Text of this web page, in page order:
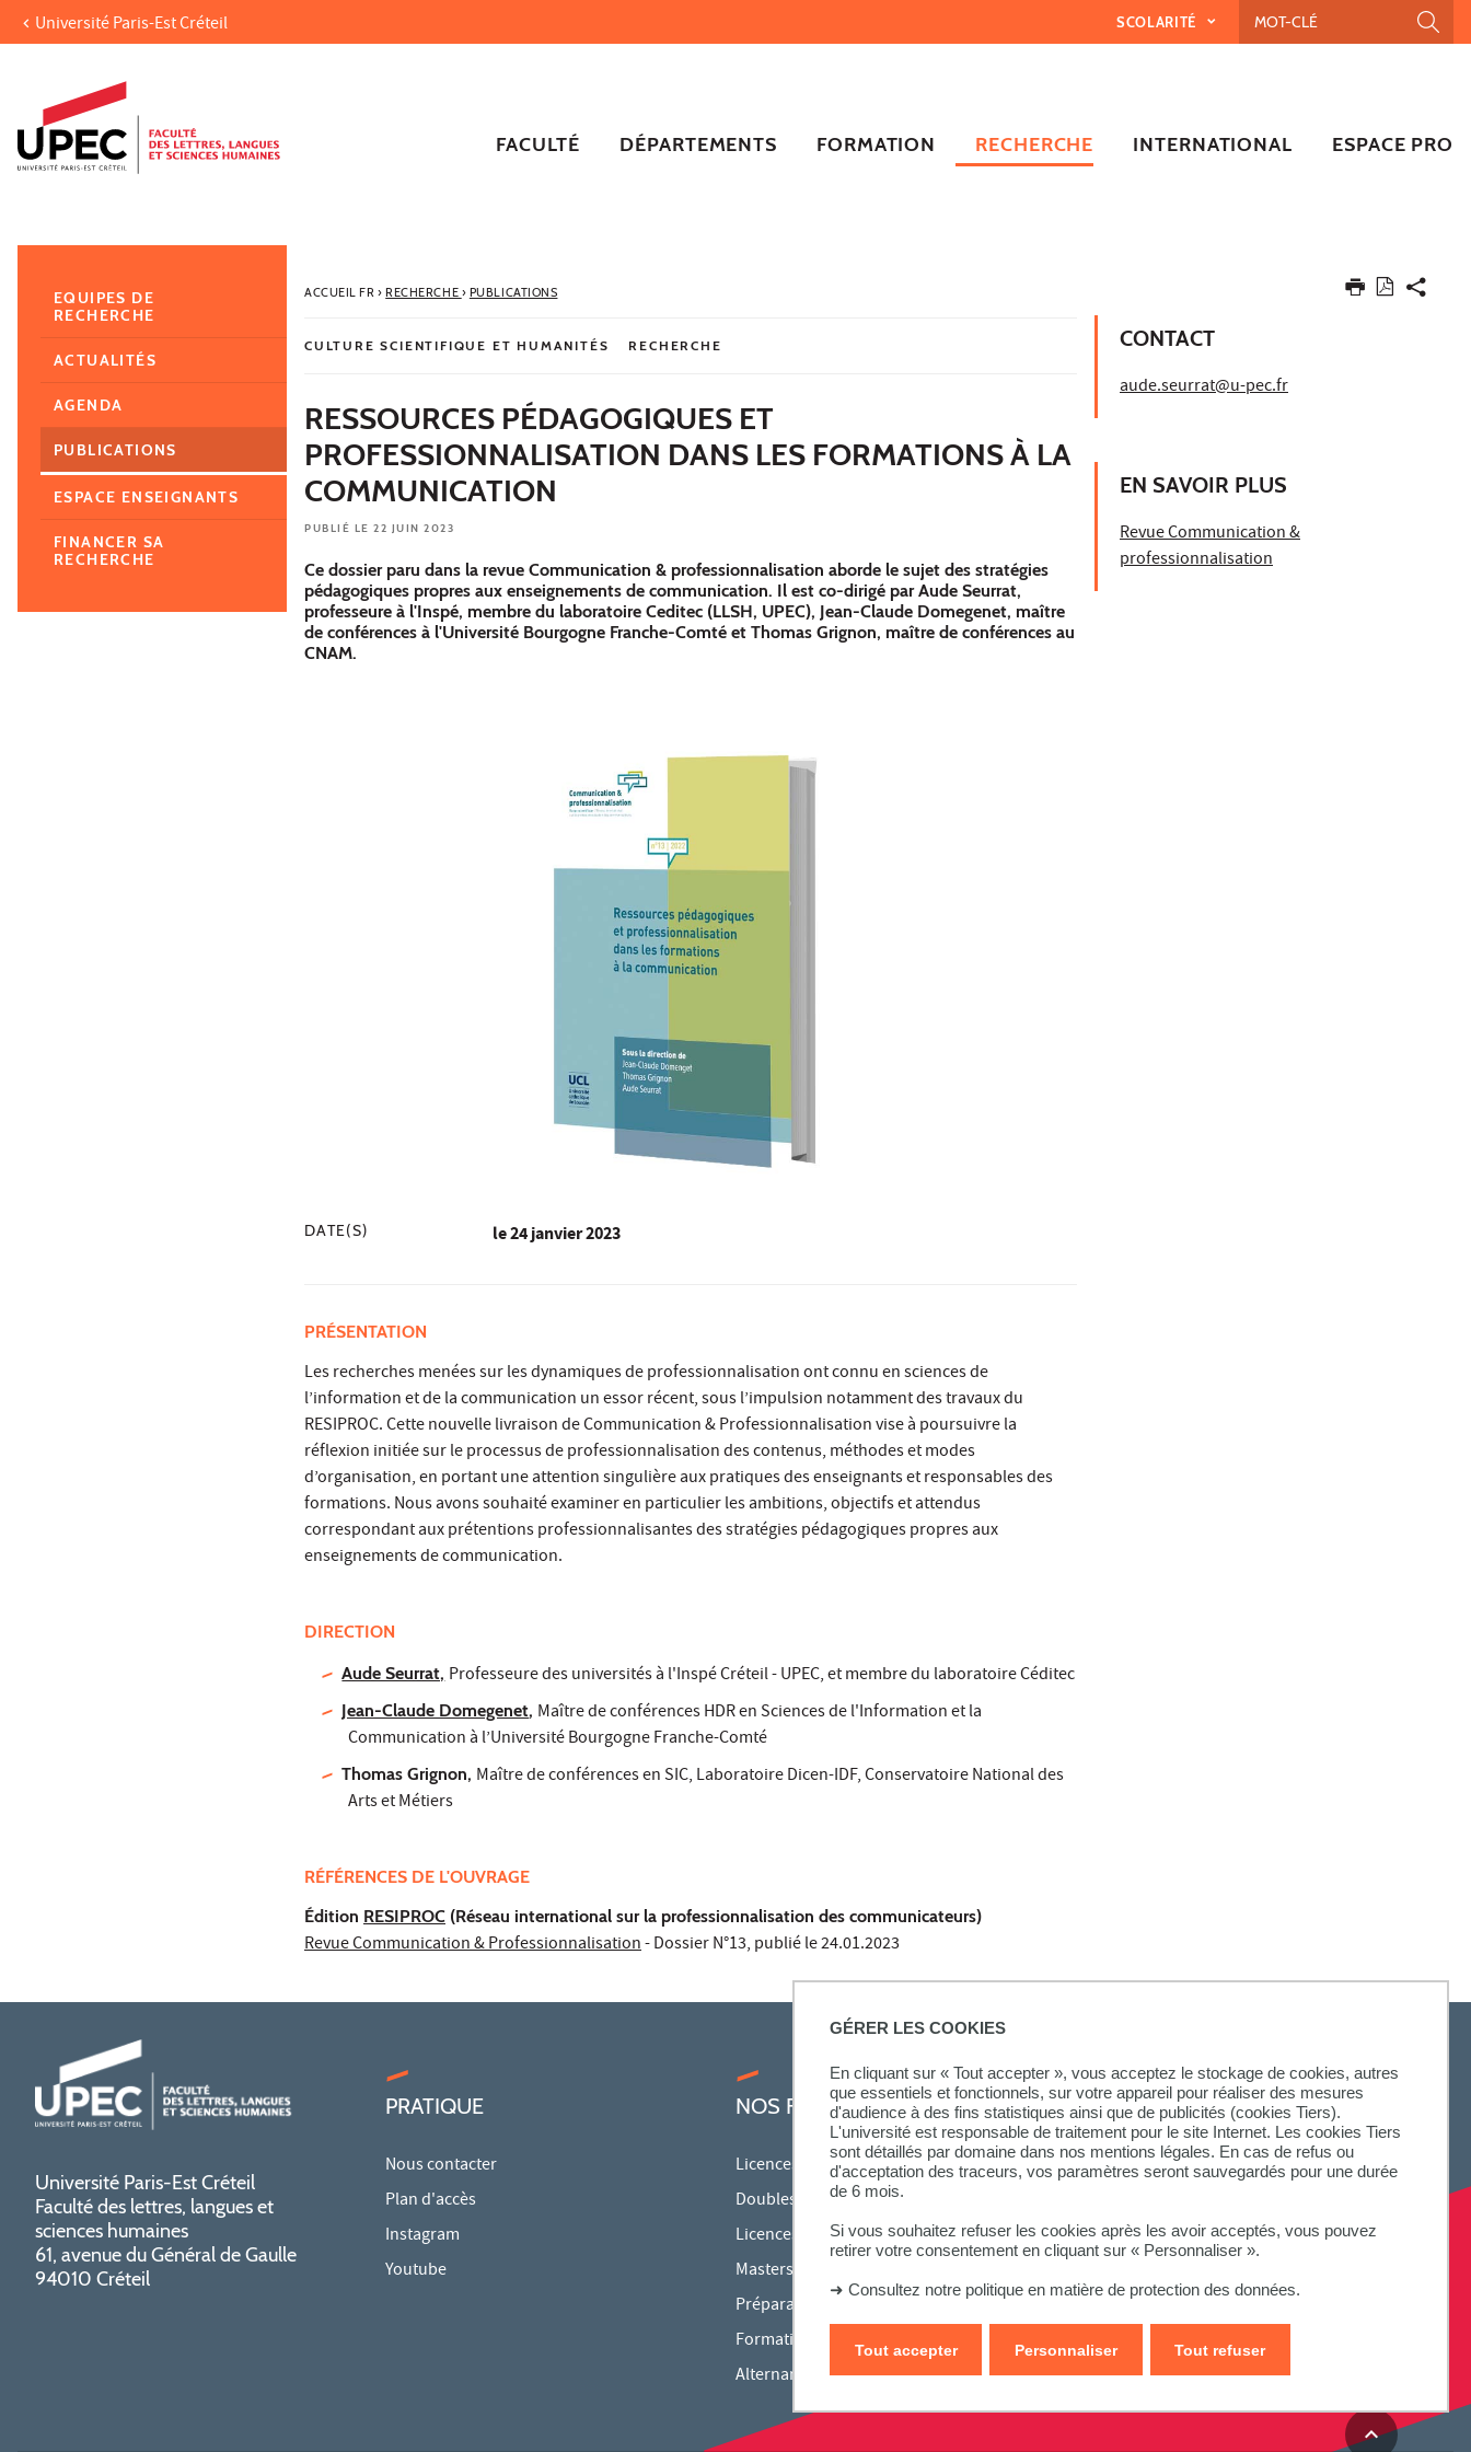
GÉRER LES COOKIES
En cliquant sur « Tout accepter », vous acceptez le stockage de cookies, autres
que essentiels et fonctionnels, sur votre appareil pour réaliser des mesures
d'audience à des fins statistiques ainsi que de publicités (cookies Tiers).
L'université est responsable de traitement pour le site Internet. Les cookies Tiers
sont détaillés par domaine dans nos mentions légales. En cas de refus ou
d'acceptation des traceurs, vos paramètres seront sauvegardés pour une durée
de 6 mois.
Si vous souhaitez refuser les cookies après les avoir acceptés, vous pouvez
retirer votre consentement en cliquant sur « Personnaliser ».
➜ Consultez notre politique en matière de protection des données.
Tout accepter Tout refuser
Personnaliser
Aller au contenu
Accès directs
Recherche
Navigation secondaire
Université Paris-Est Créteil SCOLARITÉ
FACULTÉ DÉPARTEMENTS FORMATION RECHERCHE INTERNATIONAL ESPACE PRO
ACCUEIL FR› RECHERCHE › PUBLICATIONS
CULTURE SCIENTIFIQUE ET HUMANITÉS RECHERCHE
RESSOURCES PÉDAGOGIQUES ET
PROFESSIONNALISATION DANS LES FORMATIONS À LA
COMMUNICATION
PUBLIÉ LE 22 JUIN 2023
Ce dossier paru dans la revue Communication & professionnalisation aborde le sujet des stratégies
pédagogiques propres aux enseignements de communication. Il est co-dirigé par Aude Seurrat,
professeure à l'Inspé, membre du laboratoire Ceditec (LLSH, UPEC), Jean-Claude Domegenet, maître
de conférences à l'Université Bourgogne Franche-Comté et Thomas Grignon, maître de conférences au
CNAM.
DATE(S) le24 janvier 2023
PRÉSENTATION
Les recherches menées sur les dynamiques de professionnalisation ont connu en sciences de
l’information et de la communication un essor récent, sous l’impulsion notamment des travaux du
RESIPROC. Cette nouvelle livraison de Communication & Professionnalisation vise à poursuivre la
réflexion initiée sur le processus de professionnalisation des contenus, méthodes et modes
d’organisation, en portant une attention singulière aux pratiques des enseignants et responsables des
formations. Nous avons souhaité examiner en particulier les ambitions, objectifs et attendus
correspondant aux prétentions professionnalisantes des stratégies pédagogiques propres aux
enseignements de communication.
DIRECTION
Aude Seurrat, Professeure des universités à l'Inspé Créteil - UPEC, et membre du laboratoire Céditec
Jean-Claude Domegenet, Maître de conférences HDR en Sciences de l'Information et la
Communication à l’Université Bourgogne Franche-Comté
Thomas Grignon, Maître de conférences en SIC, Laboratoire Dicen-IDF, Conservatoire National des
Arts et Métiers
RÉFÉRENCES DE L'OUVRAGE
Édition RESIPROC (Réseau international sur la professionnalisation des communicateurs)
Revue Communication & Professionnalisation- Dossier N°13, publié le 24.01.2023
CONTACT
aude.seurrat@u-pec.fr
EN SAVOIR PLUS
Revue Communication &
professionnalisation
EQUIPES DE
RECHERCHE
ACTUALITÉS
AGENDA
PUBLICATIONS
ESPACE ENSEIGNANTS
FINANCER SA
RECHERCHE
Université Paris-Est Créteil
Faculté des lettres, langues et
sciences humaines
61, avenue du Général de Gaulle
94010 Créteil
PRATIQUE
Nous contacter
Plan d'accès
Instagram
Youtube
NOS FORMATIONS
Licences
Doubles licences
Licences pro
Masters
Préparations aux concours
Formation continue
Alternance